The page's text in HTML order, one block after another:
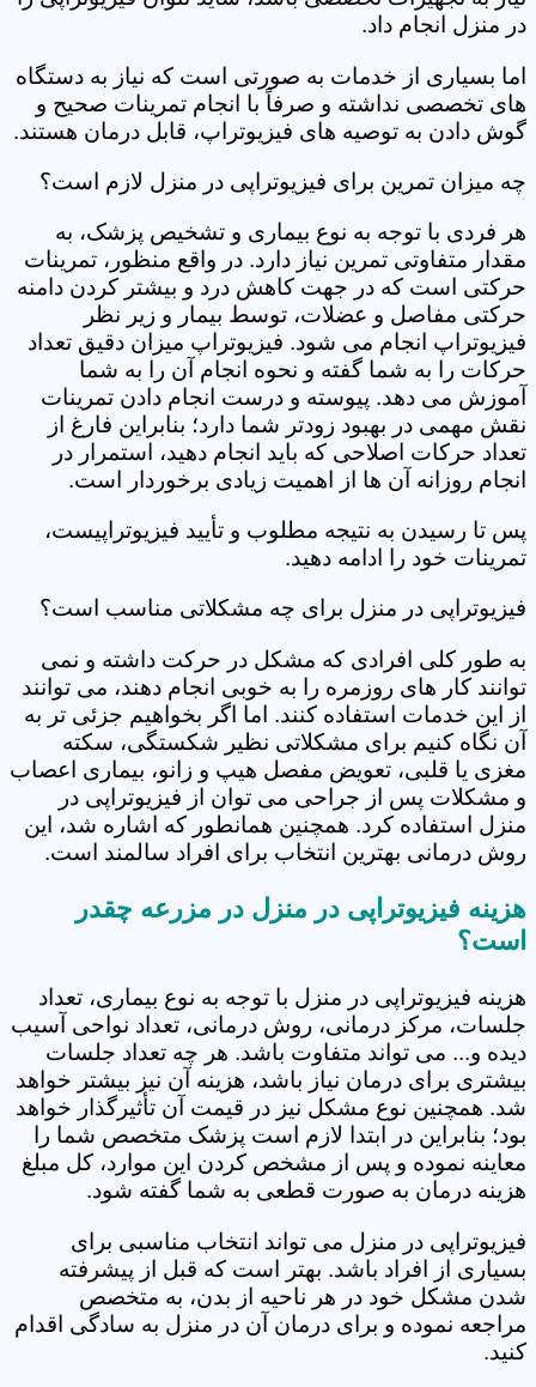
در منزل انجام داد.
اما بسیاری از خدمات به صورتی است که نیاز به دستگاه
های تخصصی نداشته و صرفاً با انجام تمرینات صحیح و
گوش دادن به توصیه های فیزیوتراپ، قابل درمان هستند.
چه میزان تمرین برای فیزیوتراپی در منزل لازم است؟
هر فردی با توجه به نوع بیماری و تشخیص پزشک، به
مقدار متفاوتی تمرین نیاز دارد. در واقع منظور، تمرینات
حرکتی است که در جهت کاهش درد و بیشتر کردن دامنه
حرکتی مفاصل و عضلات، توسط بیمار و زیر نظر
فیزیوتراپ انجام می شود. فیزیوتراپ میزان دقیق تعداد
حرکات را به شما گفته و نحوه انجام آن را به شما
آموزش می دهد. پیوسته و درست انجام دادن تمرینات
نقش مهمی در بهبود زودتر شما دارد؛ بنابراین فارغ از
تعداد حرکات اصلاحی که باید انجام دهید، استمرار در
انجام روزانه آن ها از اهمیت زیادی برخوردار است.
پس تا رسیدن به نتیجه مطلوب و تأیید فیزیوتراپیست،
تمرینات خود را ادامه دهید.
فیزیوتراپی در منزل برای چه مشکلاتی مناسب است؟
به طور کلی افرادی که مشکل در حرکت داشته و نمی
توانند کار های روزمره را به خوبی انجام دهند، می توانند
از این خدمات استفاده کنند. اما اگر بخواهیم جزئی تر به
آن نگاه کنیم برای مشکلاتی نظیر شکستگی، سکته
مغزی یا قلبی، تعویض مفصل هیپ و زانو، بیماری اعصاب
و مشکلات پس از جراحی می توان از فیزیوتراپی در
منزل استفاده کرد. همچنین همانطور که اشاره شد، این
روش درمانی بهترین انتخاب برای افراد سالمند است.
هزینه فیزیوتراپی در منزل در مزرعه چقدر
است؟
هزینه فیزیوتراپی در منزل با توجه به نوع بیماری، تعداد
جلسات، مرکز درمانی، روش درمانی، تعداد نواحی آسیب
دیده و... می تواند متفاوت باشد. هر چه تعداد جلسات
بیشتری برای درمان نیاز باشد، هزینه آن نیز بیشتر خواهد
شد. همچنین نوع مشکل نیز در قیمت آن تأثیرگذار خواهد
بود؛ بنابراین در ابتدا لازم است پزشک متخصص شما را
معاینه نموده و پس از مشخص کردن این موارد، کل مبلغ
هزینه درمان به صورت قطعی به شما گفته شود.
فیزیوتراپی در منزل می تواند انتخاب مناسبی برای
بسیاری از افراد باشد. بهتر است که قبل از پیشرفته
شدن مشکل خود در هر ناحیه از بدن، به متخصص
مراجعه نموده و برای درمان آن در منزل به سادگی اقدام
کنید.